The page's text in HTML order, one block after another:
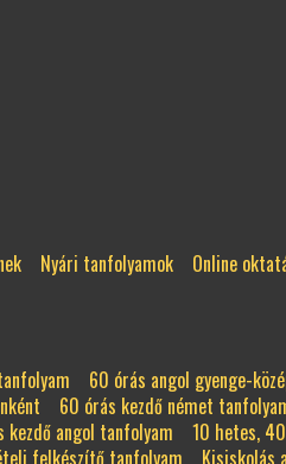
Nyári tanfolyamok Online
60 órás angol gyenge-
60 órás kezdő német
kezdő angol tanfolyam 10 hetes,
felkészítő tanfolyam Kisiskolás